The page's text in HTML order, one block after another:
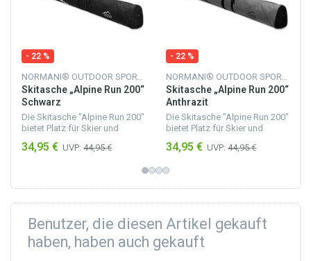
- 22 %
NORMANI® OUTDOOR SPORTS
Skitasche „Alpine Run 200“
Schwarz
Die Skitasche "Alpine Run 200"
bietet Platz für Skier und
bis zu 200 cm. Sie besteht aus
34,95 € UVP: 44,95 €
- 22 %
NORMANI® OUTDOOR SPORTS
Skitasche „Alpine Run 200“
Anthrazit
Die Skitasche "Alpine Run 200"
bietet Platz für Skier und
bis zu 200 cm. Sie besteht aus
Material,...
34,95 € UVP: 44,95 €
Benutzer, die diesen Artikel gekauft
haben, haben auch gekauft